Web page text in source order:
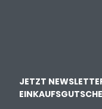
JETZT